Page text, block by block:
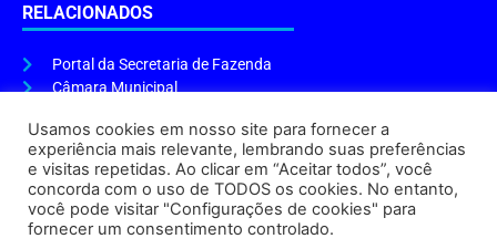
RELACIONADOS
Portal da Secretaria de Fazenda
Câmara Municipal
ENDEREÇO E HORÁRIO
Endereço:Praça Tiradentes, s/n – Centro, Cabo Frio – RJ, 28906-290
Atendimento do Protocolo Geral da Prefeitura:9h às 16h
Usamos cookies em nosso site para fornecer a
experiência mais relevante, lembrando suas preferências
e visitas repetidas. Ao clicar em “Aceitar todos”, você
concorda com o uso de TODOS os cookies. No entanto,
você pode visitar "Configurações de cookies" para
fornecer um consentimento controlado.